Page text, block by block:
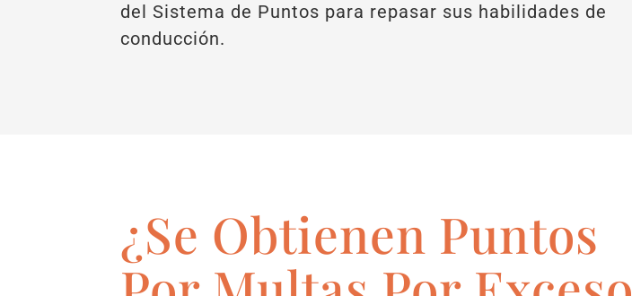
del Sistema de Puntos para repasar sus habilidades de
conducción.
¿Se Obtienen Puntos